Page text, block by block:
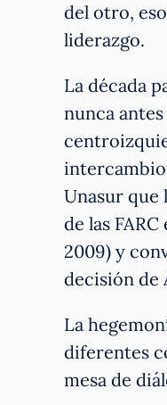
del otro,
liderazgo.
La década
nunca
Unasur
de las
2009) y
decisión de
La
diferentes
mesa de